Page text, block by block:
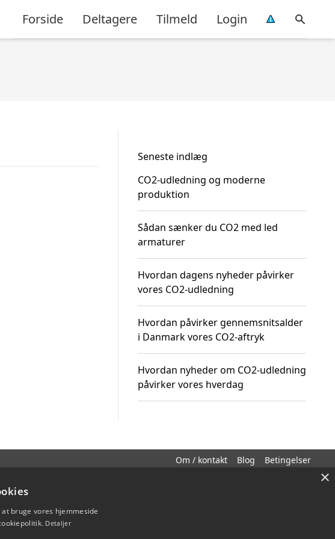
Forside Deltagere Tilmeld Login
Seneste indlæg
CO2-udledning og moderne
produktion
Sådan sænker du CO2 med led
armaturer
Hvordan dagens nyheder påvirker
vores CO2-udledning
Hvordan påvirker gennemsnitsalder
i Danmark vores CO2-aftryk
Hvordan nyheder om CO2-udledning
påvirker vores hverdag
Om / kontakt Blog Betingelser
×
bruge vores hjemmeside
Detaljer